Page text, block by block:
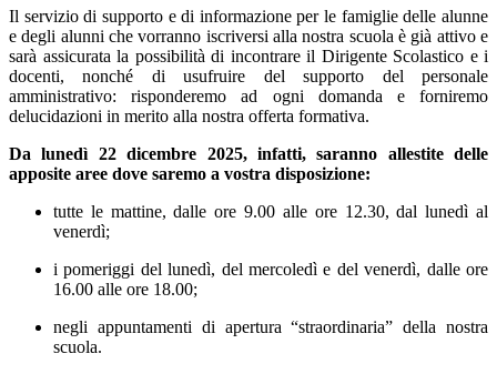
Il servizio di supporto e di informazioneper le famiglie delle alunne
e degli alunni che vorranno iscriversi alla nostra scuola è già attivo e
sarà assicurata la possibilità di incontrare il Dirigente Scolastico e i
docenti, nonché di usufruire del supporto del personale
amministrativo: risponderemo ad ogni domanda e forniremo
delucidazioni in merito alla nostra offerta formativa.
Da lunedì 22 dicembre 2025, infatti, saranno allestite delle
apposite aree dove saremo a vostra disposizione:
tutte le mattine, dalle ore 9.00 alle ore 12.30,dal lunedì al
venerdì;
i pomeriggi del lunedì, del mercoledì e del venerdì, dalle ore
16.00 alle ore 18.00;
negli appuntamenti di apertura “straordinaria” della nostra
scuola.